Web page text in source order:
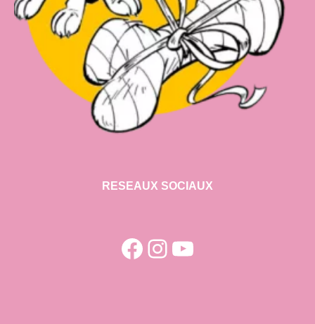
RESEAUX SOCIAUX
Facebook
Instagram
YouTube